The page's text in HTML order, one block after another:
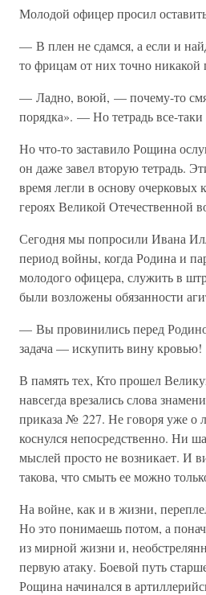
Молодой офицер просил
— В плен не сдамся, а если и
то фрицам от них точно никакой
— Ладно, воюй, — почему-то
порядка». — Но тетрадь все-
Но что-то заставило Рощина
он даже завел вторую тетрадь.
время легли в основу
героях Великой Отечественной
Сегодня мы попросили Ивана
период войны, когда Родина и
молодого офицера, служить в
были возложены обязанности
— Вы провинились перед
задача — искупить вину кровью!
В память тех, Кто прошел
навсегда врезались слова
приказа № 227. Не говоря уже о
коснулся непосредственно. Ни
мыслей просто не возникает. И
такова, что смыть ее можно
На войне, как и в жизни,
Но это понимаешь потом, а
из мирной жизни и,
первую атаку. Боевой путь
Рощина начинался в